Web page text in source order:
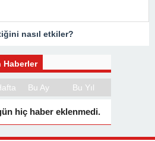
nasıl etkiler?
Haberler
Bu Ay Bu Yıl
hiç haber eklenmedi.